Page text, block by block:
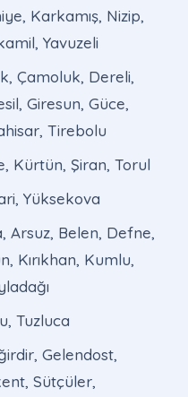
Karkamış, Nizip,
Yavuzeli
Çamoluk, Dereli,
Giresun, Güce,
Tirebolu
Kürtün, Şiran, Torul
Yüksekova
Arsuz, Belen, Defne,
Kırıkhan, Kumlu,
Tuzluca
Gelendost,
Sütçüler,